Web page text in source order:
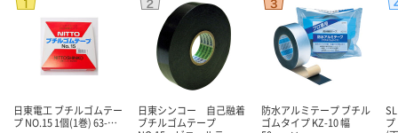
日東電工 ブチルゴムテー
プ NO.15 1個(1巻) 63-…
日東シンコー 自己融着
ブチルゴムテープ
防水アルミテープ ブチル
ゴムタイプ KZ-10 幅